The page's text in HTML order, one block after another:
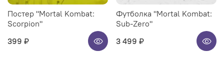
Постер "Mortal Kombat:
Scorpion"
399 ₽
Футболка "Mortal Kombat:
Sub-Zero"
3 499 ₽